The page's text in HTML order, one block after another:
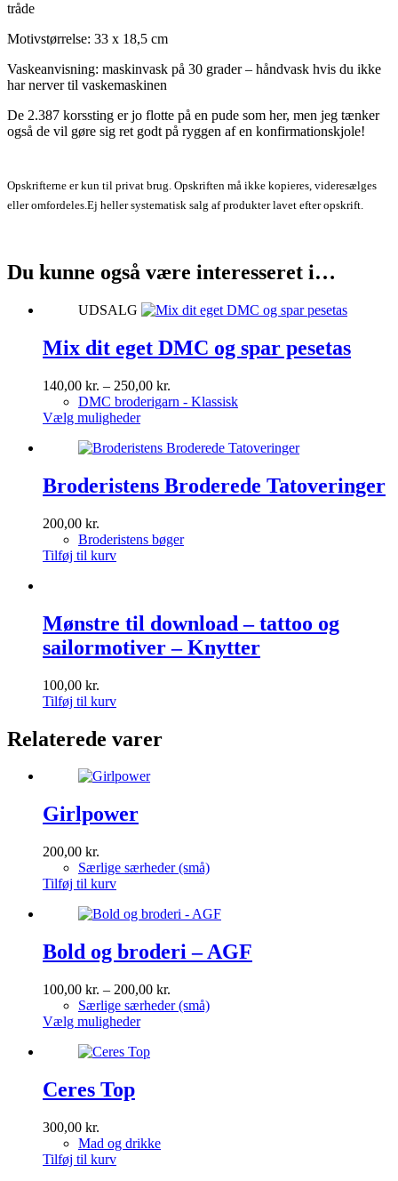
tråde
Motivstørrelse: 33 x 18,5 cm
Vaskeanvisning: maskinvask på 30 grader – håndvask hvis du ikke
har nerver til vaskemaskinen
De 2.387 korssting er jo flotte på en pude som her, men jeg tænker
også de vil gøre sig ret godt på ryggen af en konfirmationskjole!
Opskrifterne er kun til privat brug. Opskriften må ikke kopieres, videresælges
eller omfordeles.Ej heller systematisk salg af produkter lavet efter opskrift.
Du kunne også være interesseret i…
UDSALG
Mix dit eget DMC og spar pesetas
140,00 kr. – 250,00 kr.
140,00 kr.
DMC broderigarn - Klassisk
Vælg mulighederDette
har
varianter.
Mulighederne
på
Broderistens Broderede Tatoveringer
200,00 kr.
Broderistens bøger
Tilføj til kurv
Mønstre til download – tattoo og
sailormotiver – Knytter
100,00 kr.
Tilføj til kurv
Relaterede varer
Girlpower
200,00 kr.
Særlige særheder (små)
Tilføj til kurv
Bold og broderi – AGF
100,00 kr. – 200,00 kr.
100,00 kr.
Særlige særheder (små)
Vælg mulighederDette
har
på
Ceres Top
300,00 kr.
Mad og drikke
Tilføj til kurv